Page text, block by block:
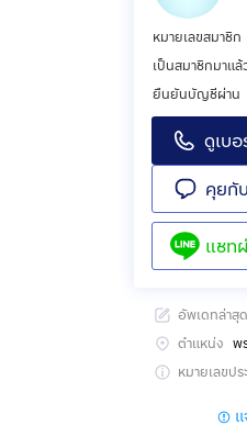
หมายเลขสมาชิก
เป็นสมาชิกมาแล้
ยืนยันบัญชีผ่าน
ดูเบอ
คุยกั
แชท
อัพเดทล่าสุด
ตำแหน่ง พ
หมายเลขปร